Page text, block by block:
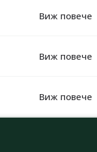
Виж повече
Виж повече
Виж повече